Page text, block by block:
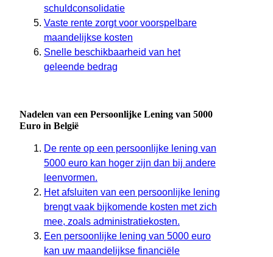
schuldconsolidatie
Vaste rente zorgt voor voorspelbare
maandelijkse kosten
Snelle beschikbaarheid van het
geleende bedrag
Nadelen van een Persoonlijke Lening van 5000
Euro in België
De rente op een persoonlijke lening van
5000 euro kan hoger zijn dan bij andere
leenvormen.
Het afsluiten van een persoonlijke lening
brengt vaak bijkomende kosten met zich
mee, zoals administratiekosten.
Een persoonlijke lening van 5000 euro
kan uw maandelijkse financiële